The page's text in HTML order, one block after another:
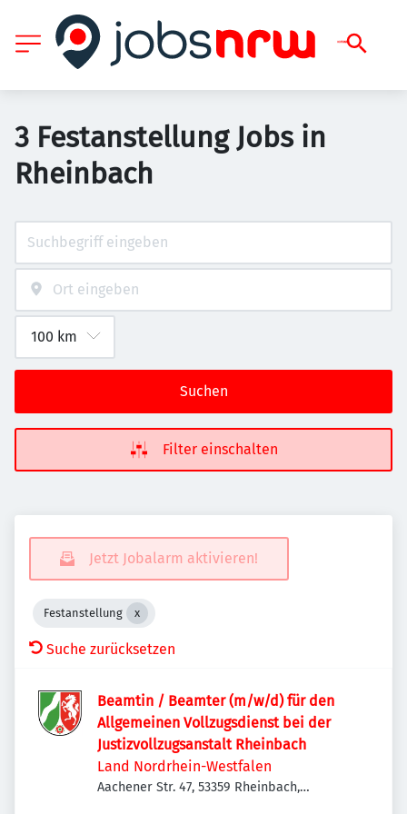
3 Festanstellung Jobs in
Rheinbach
Suchen
Filter einschalten
Jetzt Jobalarm aktivieren!
Festanstellung
Suche zurücksetzen
Beamtin / Beamter (m/w/d) für den
Allgemeinen Vollzugsdienst bei der
Justizvollzugsanstalt Rheinbach
Land Nordrhein-Westfalen
Aachener Str. 47, 53359 Rheinbach,